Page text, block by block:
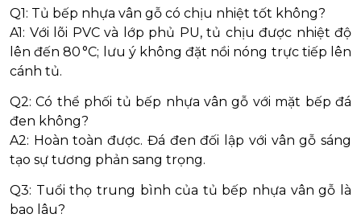
Q1: Tủ bếp nhựa vân gỗ có chịu nhiệt tốt không?
A1: Với lõi PVC và lớp phủ PU, tủ chịu được nhiệt độ
lên đến 80 °C; lưu ý không đặt nồi nóng trực tiếp lên
cánh tủ.
Q2: Có thể phối tủ bếp nhựa vân gỗ với mặt bếp đá
đen không?
A2: Hoàn toàn được. Đá đen đối lập với vân gỗ sáng
tạo sự tương phản sang trọng.
Q3: Tuổi thọ trung bình của tủ bếp nhựa vân gỗ là
bao lâu?